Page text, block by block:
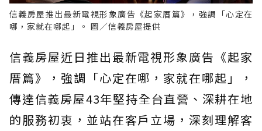
信義房屋推出最新電視形象廣告《起家厝篇》，強調「心定在
哪，家就在哪起」。 圖／信義房屋提供
信義房屋近日推出最新電視形象廣告《起家
厝篇》，強調「心定在哪，家就在哪起」，
傳達信義房屋43年堅持全台直營、深耕在地
的服務初衷，並站在客戶立場，深刻理解客